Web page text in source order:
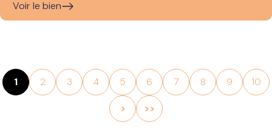
Voir le bien
1 2 3 4 5 6 7 8 9 10
> >>